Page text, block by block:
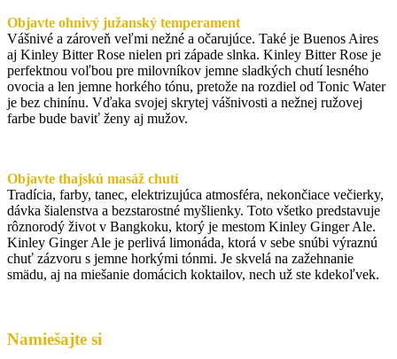
Objavte ohnivý južanský temperament
Vášnivé a zároveň veľmi nežné a očarujúce. Také je Buenos Aires
aj Kinley Bitter Rose nielen pri západe slnka. Kinley Bitter Rose je
perfektnou voľbou pre milovníkov jemne sladkých chutí lesného
ovocia a len jemne horkého tónu, pretože na rozdiel od Tonic Water
je bez chinínu. Vďaka svojej skrytej vášnivosti a nežnej ružovej
farbe bude baviť ženy aj mužov.
Objavte thajskú masáž chutí
Tradícia, farby, tanec, elektrizujúca atmosféra, nekončiace večierky,
dávka šialenstva a bezstarostné myšlienky. Toto všetko predstavuje
rôznorodý život v Bangkoku, ktorý je mestom Kinley Ginger Ale.
Kinley Ginger Ale je perlivá limonáda, ktorá v sebe snúbi výraznú
chuť zázvoru s jemne horkými tónmi. Je skvelá na zažehnanie
smädu, aj na miešanie domácich koktailov, nech už ste kdekoľvek.
Namiešajte si